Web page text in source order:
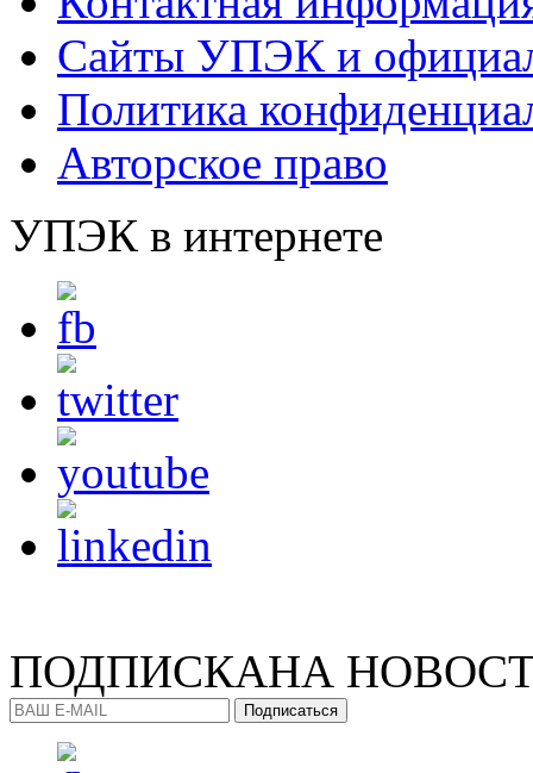
Сайты УПЭК и
Политика
Авторское право
УПЭК в интернете
ПОДПИСКАНА
Подписаться